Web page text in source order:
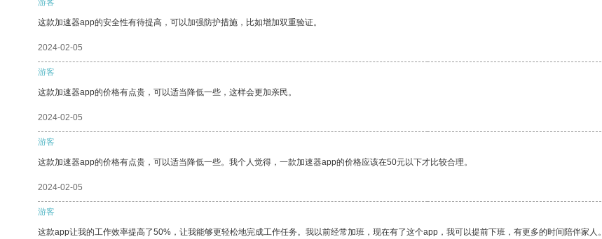
游客
这款加速器app的安全性有待提高，可以加强防护措施，比如增加双重验证。
2024-02-05
游客
这款加速器app的价格有点贵，可以适当降低一些，这样会更加亲民。
2024-02-05
游客
这款加速器app的价格有点贵，可以适当降低一些。我个人觉得，一款加速器app的价格应该在50元以下才比较合理。
2024-02-05
游客
这款app让我的工作效率提高了50%，让我能够更轻松地完成工作任务。我以前经常加班，现在有了这个app，我可以提前下班，有更多的时间陪伴家人。